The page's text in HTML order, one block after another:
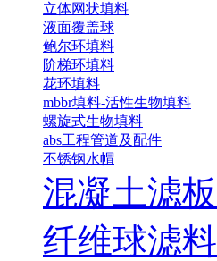
立体网状填料
液面覆盖球
鲍尔环填料
阶梯环填料
花环填料
mbbr填料-活性生物填料
螺旋式生物填料
abs工程管道及配件
不锈钢水帽
混凝土滤板
纤维球滤料